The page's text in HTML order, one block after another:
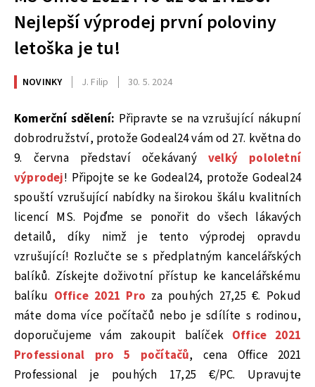
Nejlepší výprodej první poloviny
letoška je tu!
NOVINKY J. Filip 30. 5. 2024
Komerční sdělení: Připravte se na vzrušující nákupní
dobrodružství, protože Godeal24 vám od 27. května do
9. června představí očekávaný velký pololetní
výprodej! Připojte se ke Godeal24, protože Godeal24
spouští vzrušující nabídky na širokou škálu kvalitních
licencí MS. Pojďme se ponořit do všech lákavých
detailů, díky nimž je tento výprodej opravdu
vzrušující! Rozlučte se s předplatným kancelářských
balíků. Získejte doživotní přístup ke kancelářskému
balíku Office 2021 Pro za pouhých 27,25 €. Pokud
máte doma více počítačů nebo je sdílíte s rodinou,
doporučujeme vám zakoupit balíček Office 2021
Professional pro 5 počítačů, cena Office 2021
Professional je pouhých 17,25 €/PC. Upravujte